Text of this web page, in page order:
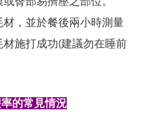
，並於餐後兩小時測量
施打成功(建議勿在睡前
的常見情況